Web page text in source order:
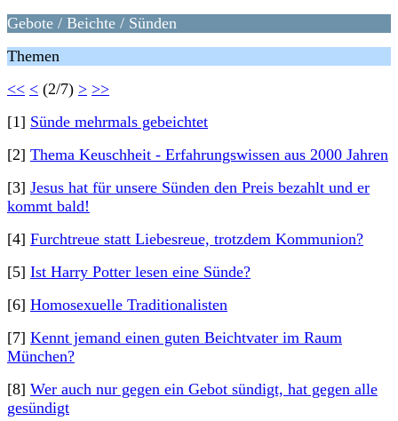
Gebote / Beichte / Sünden
Themen
<< < (2/7) > >>
[1] Sünde mehrmals gebeichtet
[2] Thema Keuschheit - Erfahrungswissen aus 2000 Jahren
[3] Jesus hat für unsere Sünden den Preis bezahlt und er
kommt bald!
[4] Furchtreue statt Liebesreue, trotzdem Kommunion?
[5] Ist Harry Potter lesen eine Sünde?
[6] Homosexuelle Traditionalisten
[7] Kennt jemand einen guten Beichtvater im Raum
München?
[8] Wer auch nur gegen ein Gebot sündigt, hat gegen alle
gesündigt